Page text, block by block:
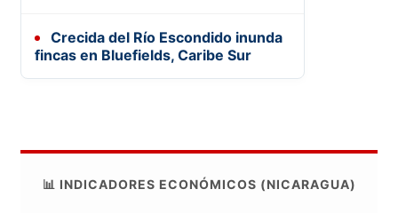
Crecida del Río Escondido inunda
fincas en Bluefields, Caribe Sur
📊 INDICADORES ECONÓMICOS (NICARAGUA)